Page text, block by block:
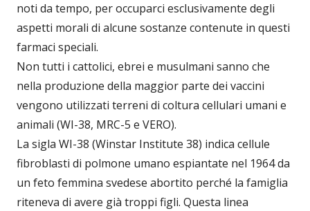
noti da tempo, per occuparci esclusivamente degli
aspetti morali di alcune sostanze contenute in questi
farmaci speciali.
Non tutti i cattolici, ebrei e musulmani sanno che
nella produzione della maggior parte dei vaccini
vengono utilizzati terreni di coltura cellulari umani e
animali (WI-38, MRC-5 e VERO).
La sigla WI-38 (Winstar Institute 38) indica cellule
fibroblasti di polmone umano espiantate nel 1964 da
un feto femmina svedese abortito perché la famiglia
riteneva di avere già troppi figli. Questa linea